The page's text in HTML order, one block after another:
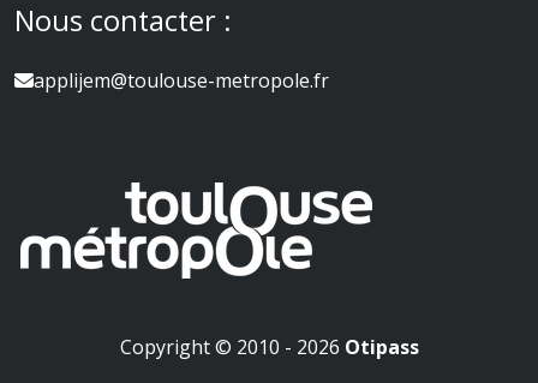
Nous contacter :
applijem@toulouse-metropole.fr
Copyright © 2010 - 2026 Otipass